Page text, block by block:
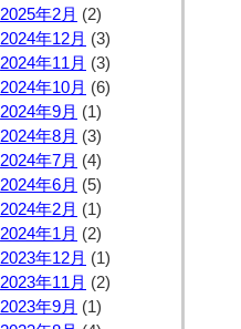
2025年2月 (2)
2024年12月 (3)
2024年11月 (3)
2024年10月 (6)
2024年9月 (1)
2024年8月 (3)
2024年7月 (4)
2024年6月 (5)
2024年2月 (1)
2024年1月 (2)
2023年12月 (1)
2023年11月 (2)
2023年9月 (1)